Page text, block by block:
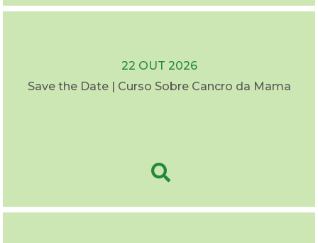
22 OUT 2026
Save the Date | Curso Sobre Cancro da Mama